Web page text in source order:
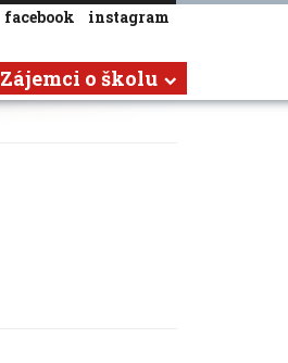
facebook instagram
Zájemci o školu